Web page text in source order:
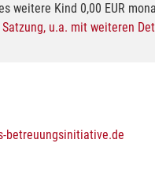
weitere Kind 0,00 EUR
u.a. mit weiteren
betreuungsinitiative.de